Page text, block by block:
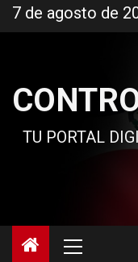
al
7 de agosto de
TU PORTAL
principal